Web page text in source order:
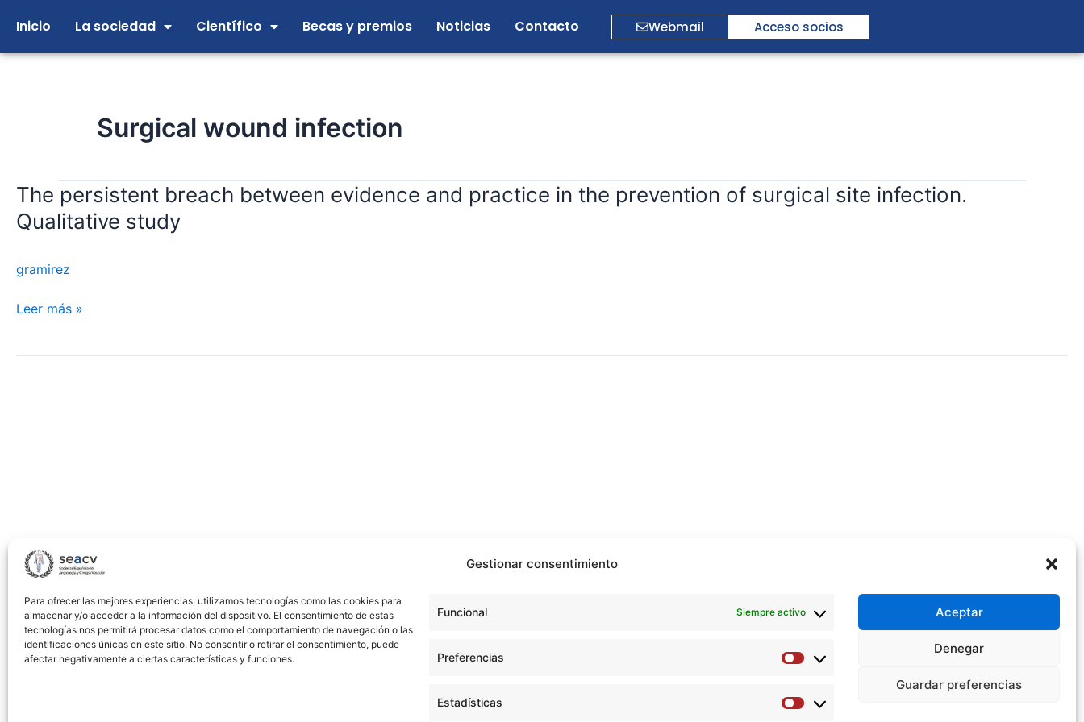
Gestionar consentimiento
Para ofrecer las mejores experiencias, utilizamos tecnologías como las cookies para
almacenar y/o acceder a la información del dispositivo. El consentimiento de estas
tecnologías nos permitirá procesar datos como el comportamiento de navegación o las
identificaciones únicas en este sitio. No consentir o retirar el consentimiento, puede
afectar negativamente a ciertas características y funciones.
Funcional Siempre activo
Preferencias
Preferencias
Estadísticas
Estadísticas
Aceptar
Denegar
Guardar preferencias
contenido
Inicio La sociedad Científico Becas y premios Noticias Contacto Webmail Acceso socios
Surgical wound infection
The persistent breach between evidence and practice in the prevention of surgical site infection.
Qualitative study
gramirez
The
persistent
breach
evidence
practice
the
Leer más »